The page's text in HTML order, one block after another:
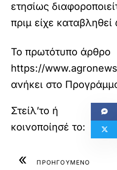
ετησίως
πριμ είχε
Το πρωτότυπο άρθρο
https://
ανήκει στο
« ΠΡΟΗΓΟΥΜΕΝΟ